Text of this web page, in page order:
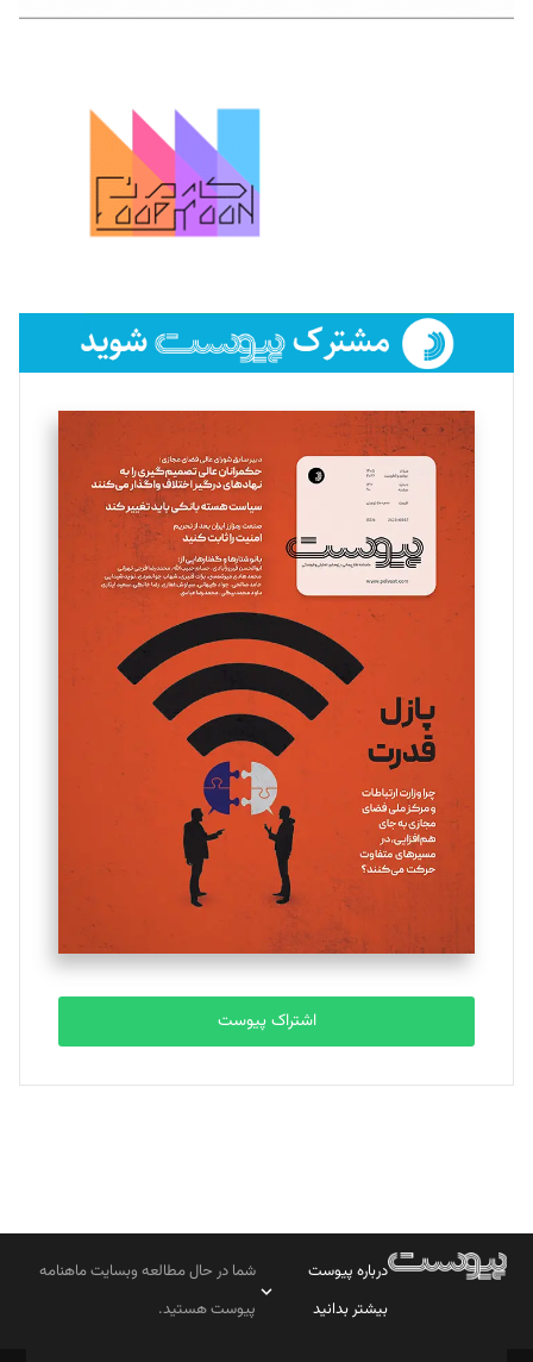
اشتراک پیوست
درباره پیوست
بیشتر بدانید
شما در حال مطالعه وبسایت ماهنامه
پیوست هستید.